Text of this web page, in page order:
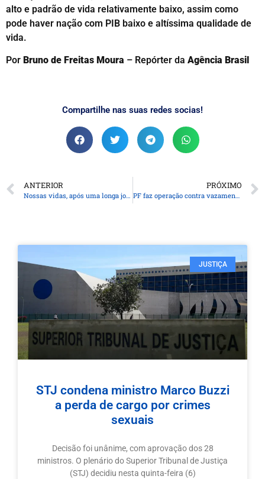
alto e padrão de vida relativamente baixo, assim como
pode haver nação com PIB baixo e altíssima qualidade de
vida.
Por Bruno de Freitas Moura – Repórter da Agência Brasil
Compartilhe nas suas redes socias!
ANTERIOR
Nossas vidas, após uma longa jornada
PRÓXIMO
PF faz operação contra vazamento de fotos íntimas e abuso sexual
JUSTIÇA
STJ condena ministro Marco Buzzi
a perda de cargo por crimes
sexuais
Decisão foi unânime, com aprovação dos 28
ministros. O plenário do Superior Tribunal de Justiça
(STJ) decidiu nesta quinta-feira (6)